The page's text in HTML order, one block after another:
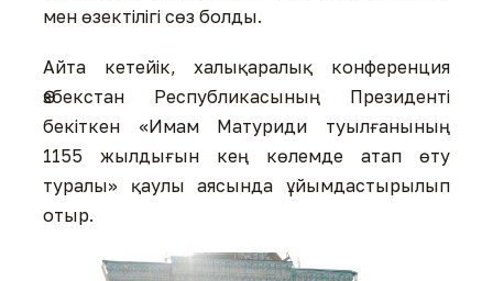
мен өзектілігі сөз болды.
Айта кетейік, халықаралық конференция
Өзбекстан Республикасының Президенті
бекіткен «Имам Матуриди туылғанының
1155 жылдығын кең көлемде атап өту
туралы» қаулы аясында ұйымдастырылып
отыр.